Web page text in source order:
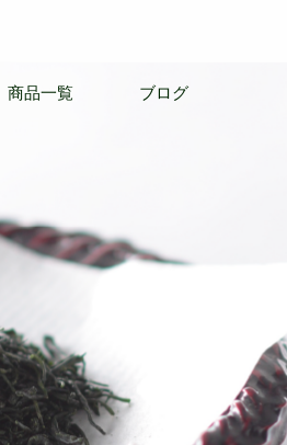
商品一覧 ブログ